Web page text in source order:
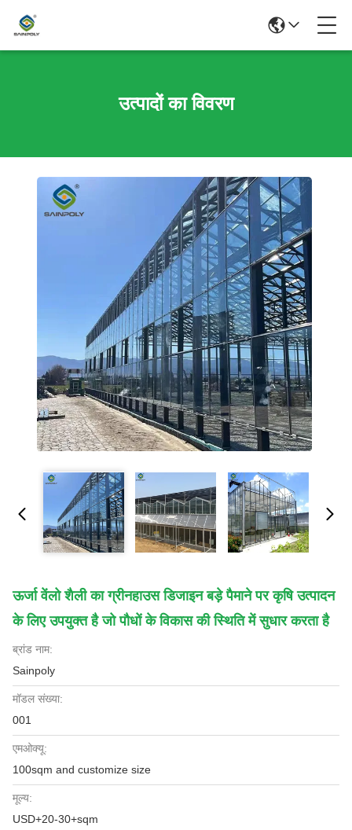
उत्पादों का विवरण
ऊर्जा वेंलो शैली का ग्रीनहाउस डिजाइन बड़े पैमाने पर कृषि उत्पादन
के लिए उपयुक्त है जो पौधों के विकास की स्थिति में सुधार करता है
ब्रांड नाम:
Sainpoly
मॉडल संख्या:
001
एमओक्यू:
100sqm and customize size
मूल्य:
USD+20-30+sqm